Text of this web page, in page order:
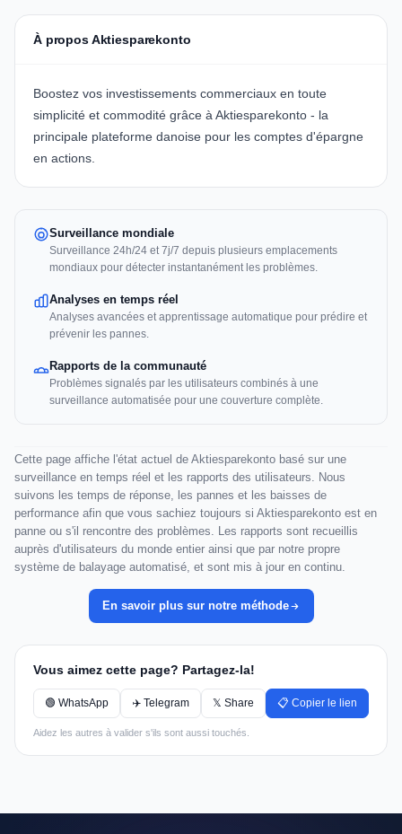
À propos Aktiesparekonto
Boostez vos investissements commerciaux en toute
simplicité et commodité grâce àAktiesparekonto - la
principale plateforme danoise pour les comptes d'épargne
en actions.
Surveillance mondiale
Surveillance 24h/24 et 7j/7 depuis plusieurs emplacements
mondiaux pour détecter instantanément les problèmes.
Analyses en temps réel
Analyses avancées et apprentissage automatique pour prédire et
prévenir les pannes.
Rapports de la communauté
Problèmes signalés par les utilisateurs combinés à une
surveillance automatisée pour une couverture complète.
Cette page affiche l'état actuel de Aktiesparekonto basé sur une
surveillance en temps réel et les rapports des utilisateurs. Nous
suivons les temps de réponse, les pannes et les baisses de
performance afin que vous sachiez toujours si Aktiesparekonto est en
panne ou s'il rencontre des problèmes. Les rapports sont recueillis
auprès d'utilisateurs du monde entier ainsi que par notre propre
système de balayage automatisé, et sont mis à jour en continu.
En savoir plus sur notre méthode
Vous aimez cette page? Partagez-la!
🟢 WhatsApp ✈️ Telegram 𝕏 Share 📋 Copier le lien
Aidez les autres à valider s'ils sont aussi touchés.